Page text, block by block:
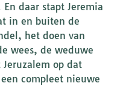
daar stapt Jeremia
in en buiten de
het doen van
wees, de weduwe
op dat
compleet nieuwe